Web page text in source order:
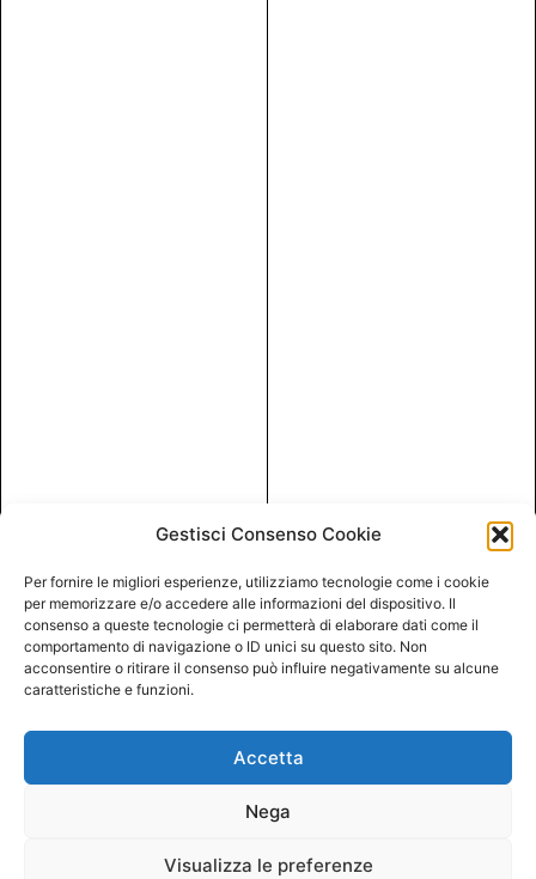
Gestisci Consenso Cookie
Per fornire le migliori esperienze, utilizziamo tecnologie come i cookie
per memorizzare e/o accedere alle informazioni del dispositivo. Il
consenso a queste tecnologie ci permetterà di elaborare dati come il
comportamento di navigazione o ID unici su questo sito. Non
acconsentire o ritirare il consenso può influire negativamente su alcune
caratteristiche e funzioni.
Accetta
Nega
Visualizza le preferenze